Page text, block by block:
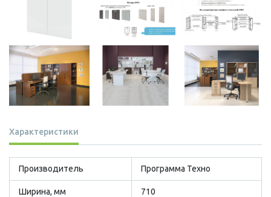
Характеристики
Производитель Программа Техно
Ширина, мм 710